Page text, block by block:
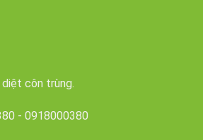
côn trùng.
- 0918000380